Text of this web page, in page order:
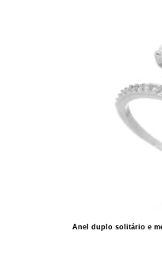
Anel duplo solitário e